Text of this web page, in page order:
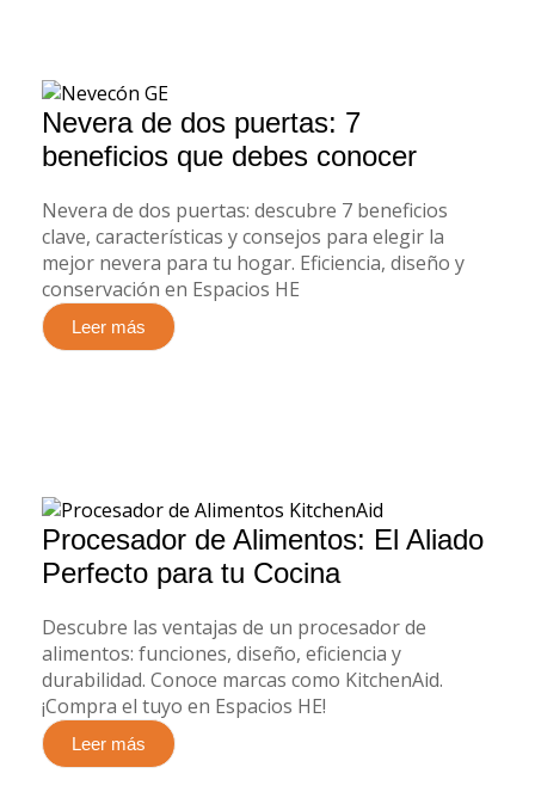
Nevera de dos puertas: 7
beneficios que debes conocer
Nevera de dos puertas: descubre 7 beneficios
clave, características y consejos para elegir la
mejor nevera para tu hogar. Eficiencia, diseño y
conservación en Espacios HE
Leer más
Procesador de Alimentos: El Aliado
Perfecto para tu Cocina
Descubre las ventajas de un procesador de
alimentos: funciones, diseño, eficiencia y
durabilidad. Conoce marcas como KitchenAid.
¡Compra el tuyo en Espacios HE!
Leer más